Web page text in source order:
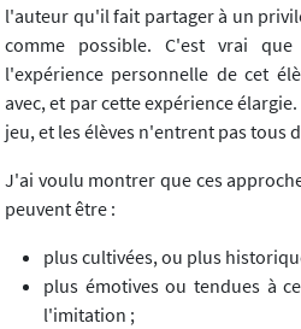
l'auteur qu'il fait partager à un
comme possible. C'est vrai
l'expérience personnelle de cet
avec, et par cette expérience
jeu, et les élèves n'entrent pas tous
J'ai voulu montrer que ces
peuvent être :
plus cultivées, ou plus
plus émotives ou tendues à
l'imitation ;